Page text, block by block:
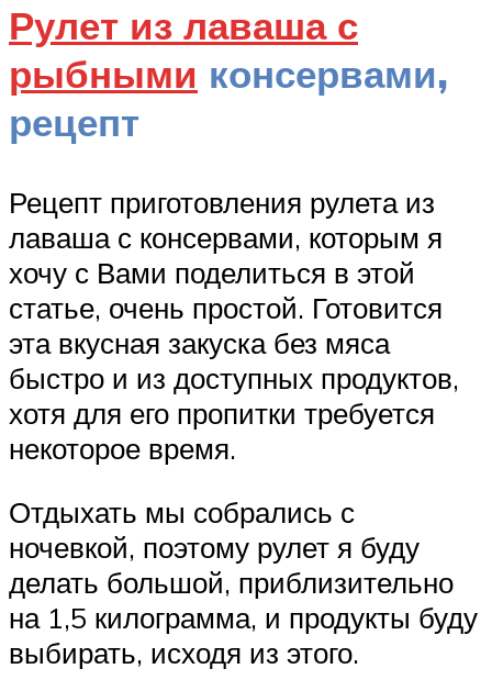
Рулет из лаваша с
рыбными консервами,
рецепт
Рецепт приготовления рулета из
лаваша с консервами, которым я
хочу с Вами поделиться в этой
статье, очень простой. Готовится
эта вкусная закуска без мяса
быстро и из доступных продуктов,
хотя для его пропитки требуется
некоторое время.
Отдыхать мы собрались с
ночевкой, поэтому рулет я буду
делать большой, приблизительно
на 1,5 килограмма, и продукты буду
выбирать, исходя из этого.